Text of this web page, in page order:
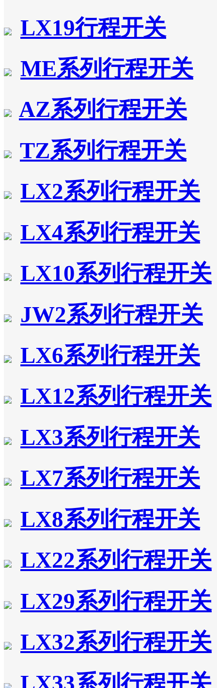
LX19行程开关
ME系列行程开关
AZ系列行程开关
TZ系列行程开关
LX2系列行程开关
LX4系列行程开关
LX10系列行程开关
JW2系列行程开关
LX6系列行程开关
LX12系列行程开关
LX3系列行程开关
LX7系列行程开关
LX8系列行程开关
LX22系列行程开关
LX29系列行程开关
LX32系列行程开关
LX33系列行程开关